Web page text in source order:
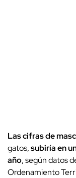
Las cifras de
gatos,subiría en
año, según datos
Ordenamiento